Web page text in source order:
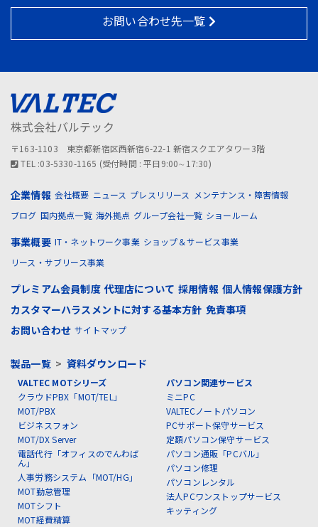
お問い合わせ先一覧
株式会社バルテック
〒163-1103 東京都新宿区西新宿6-22-1 新宿スクエアタワー3階
TEL :03-5330-1165 (受付時間 : 平日9:00∼17:30)
企業情報 会社概要 ニュース プレスリリース メンテナンス・障害情報
ブログ 国内拠点一覧 海外拠点 グループ会社一覧 ショールーム
事業概要 IT・ネットワーク事業 ショップ＆サービス事業
リース・サブリース事業
プレミアム会員制度 代理店について 採用情報 個人情報保護方針
カスタマーハラスメントに対する基本方針 免責事項
お問い合わせ サイトマップ
製品一覧> 資料ダウンロード
VALTEC MOTシリーズ
クラウドPBX「MOT/TEL」
MOT/PBX
ビジネスフォン
MOT/DX Server
電話代行「オフィスのでんわば
ん」
人事労務システム「MOT/HG」
MOT勤怠管理
MOTシフト
MOT経費精算
パソコン関連サービス
ミニPC
VALTECノートパソコン
PCサポート保守サービス
定額パソコン保守サービス
パソコン通販「PCバル」
パソコン修理
パソコンレンタル
法人PCワンストップサービス
キッティング